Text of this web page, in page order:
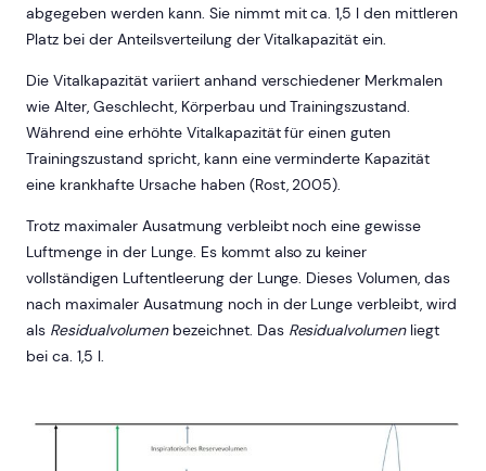
abgegeben werden kann. Sie nimmt mit ca. 1,5 l den mittleren
Platz bei der Anteilsverteilung der Vitalkapazität ein.
Die Vitalkapazität variiert anhand verschiedener Merkmalen
wie Alter, Geschlecht, Körperbau und Trainingszustand.
Während eine erhöhte Vitalkapazität für einen guten
Trainingszustand spricht, kann eine verminderte Kapazität
eine krankhafte Ursache haben (Rost, 2005).
Trotz maximaler Ausatmung verbleibt noch eine gewisse
Luftmenge in der Lunge. Es kommt also zu keiner
vollständigen Luftentleerung der Lunge. Dieses Volumen, das
nach maximaler Ausatmung noch in der Lunge verbleibt, wird
als Residualvolumenbezeichnet. Das Residualvolumenliegt
bei ca. 1,5 l.